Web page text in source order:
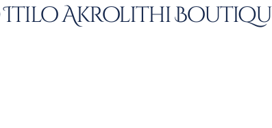
Itilo Akrolithi